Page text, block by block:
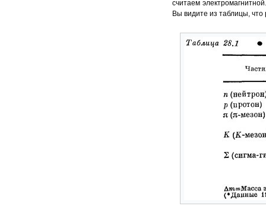
считаем
Вы видите из таблицы,